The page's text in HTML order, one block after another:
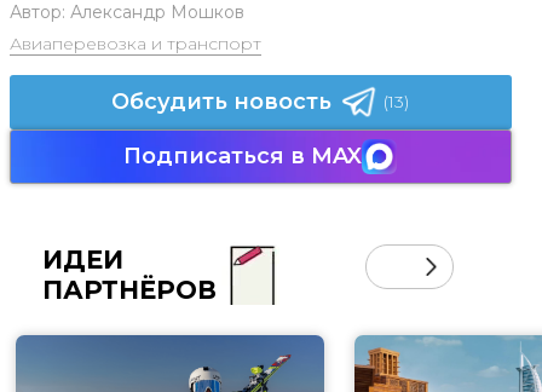
Автор: Александр Мошков
Авиаперевозка и транспорт
Обсудить новость (13)
Подписаться в MAX
ИДЕИ
ПАРТНЁРОВ